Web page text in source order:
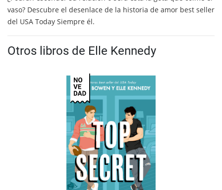
vaso? Descubre el desenlace de la historia de amor best seller
del USA Today Siempre él.
Otros libros de Elle Kennedy